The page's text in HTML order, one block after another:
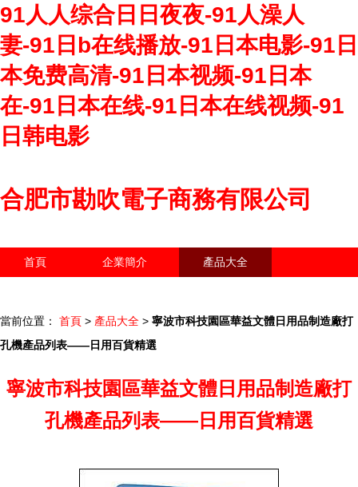
91人人综合日日夜夜-91人澡人
妻-91日b在线播放-91日本电影-91日
本免费高清-91日本视频-91日本
在-91日本在线-91日本在线视频-91
日韩电影
合肥市勘吹電子商務有限公司
首頁 企業簡介 產品大全
當前位置： 首頁 > 產品大全 > 寧波市科技園區華益文體日用品制造廠打
孔機產品列表——日用百貨精選
寧波市科技園區華益文體日用品制造廠打
孔機產品列表——日用百貨精選